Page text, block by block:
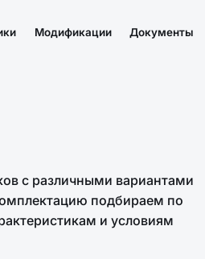
Модификации Документы
с различными вариантами
подбираем по
и условиям